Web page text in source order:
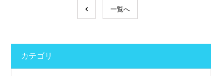
一覧へ
カテゴリ